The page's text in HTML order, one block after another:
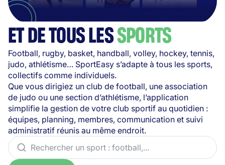
ET DE TOUS LESSPORTS
Football, rugby, basket, handball, volley, hockey, tennis,
judo, athlétisme… SportEasy s’adapte à tous les sports,
collectifs comme individuels.
Que vous dirigiez un club de football, une association
de judo ou une section d’athlétisme, l’application
simplifie la gestion de votre club sportif au quotidien :
équipes, planning, membres, communication et suivi
administratif réunis au même endroit.